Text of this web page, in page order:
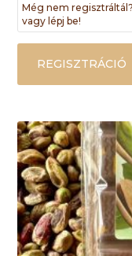
Még nem
vagy lépj be!
REGISZTRÁCIÓ